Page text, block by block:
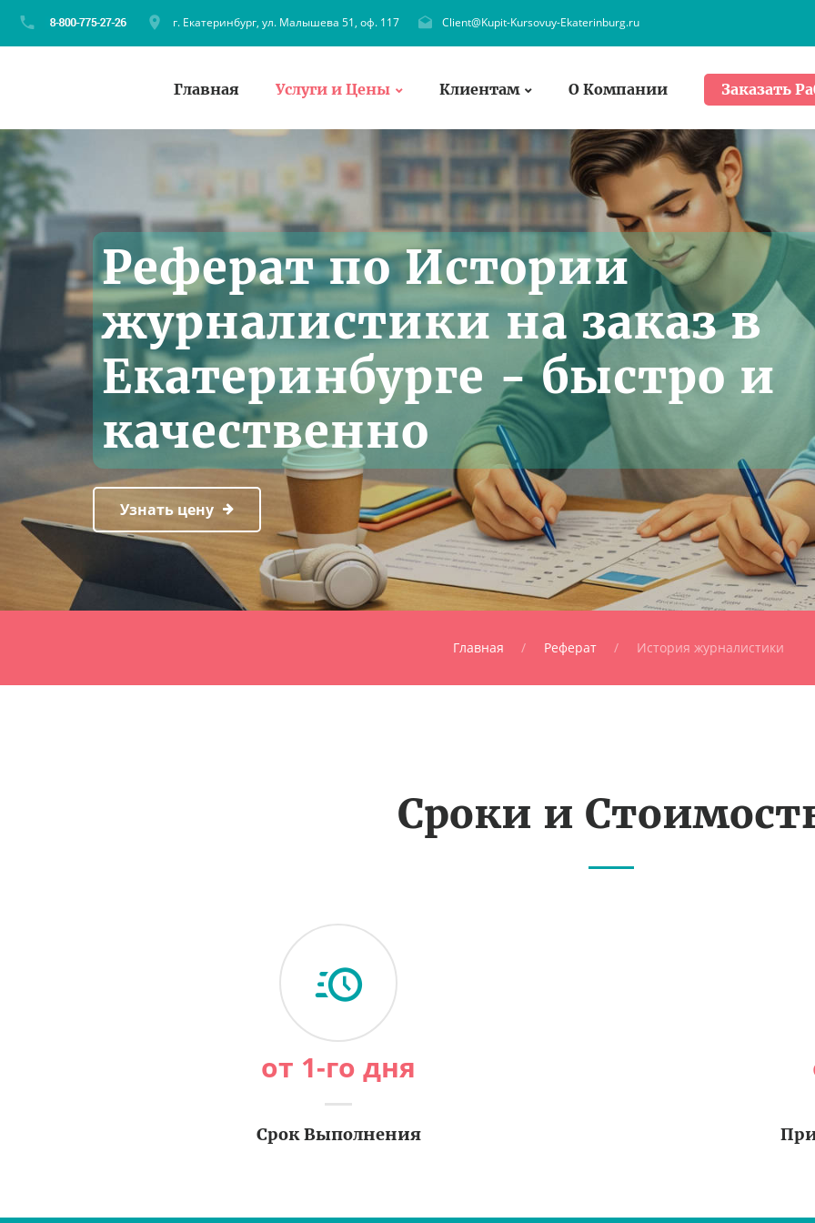
г. Екатеринбург, ул. Малышева 51, оф. 117 Client@Kupit-Kursovuy-Ekaterinburg.ru
Главная Услуги и Цены Клиентам О Компании Заказать
Реферат по Истории
журналистики на заказ в
Екатеринбурге - быстро и
качественно
Узнать цену
Главная Реферат История журналистики
Сроки и
от 1-го дня
Срок Выполнения